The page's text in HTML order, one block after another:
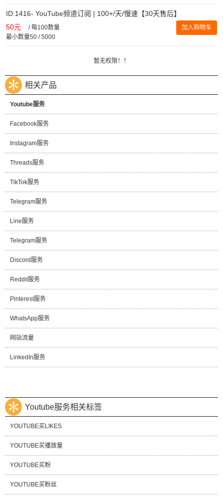
ID:1416- YouTube频道订阅 | 100+/天/慢速【30天售后】
50元 /每100数量
最小数量50 / 5000
加入购物车
暂无权限！！
相关产品
Youtube服务
Facebook服务
Instagram服务
Threads服务
TikTok服务
Telegram服务
Line服务
Telegram服务
Discord服务
Reddit服务
Pinterest服务
WhatsApp服务
网站流量
LinkedIn服务
Youtube服务相关标签
YOUTUBE买LIKES
YOUTUBE买播放量
YOUTUBE买粉
YOUTUBE买粉丝